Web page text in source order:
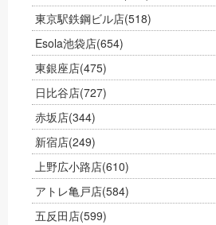
東京駅鉄鋼ビル店(518)
Esola池袋店(654)
東銀座店(475)
日比谷店(727)
赤坂店(344)
新宿店(249)
上野広小路店(610)
アトレ亀戸店(584)
五反田店(599)